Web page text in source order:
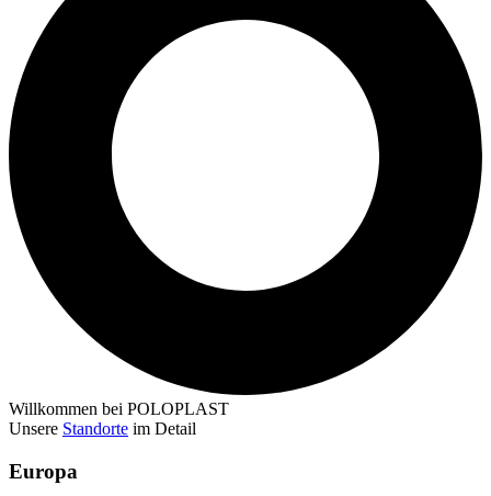
Willkommen bei POLOPLAST
Unsere Standorte im Detail
Europa